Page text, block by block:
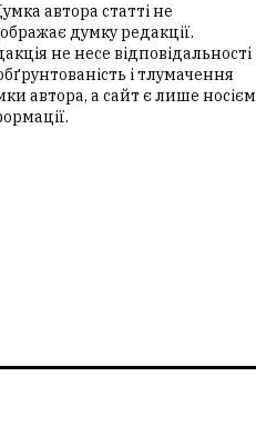
автора статті не
думку редакції.
не несе відповідальності
і тлумачення
автора, а сайт є лише носієм